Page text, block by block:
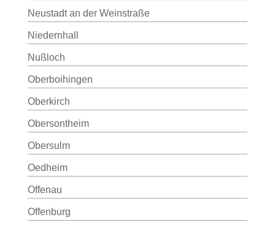
Neustadt an der Weinstraße
Niedernhall
Nußloch
Oberboihingen
Oberkirch
Obersontheim
Obersulm
Oedheim
Offenau
Offenburg